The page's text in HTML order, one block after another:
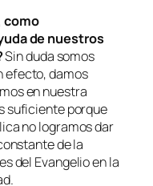
como
de nuestros
Sin duda somos
efecto, damos
en nuestra
suficiente porque
no logramos dar
de la
del Evangelio en la